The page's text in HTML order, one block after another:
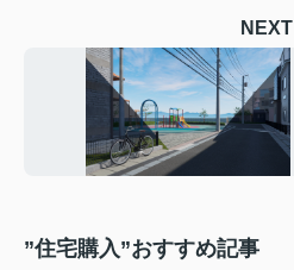
NEXT
”住宅購入”おすすめ記事